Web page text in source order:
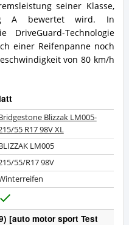
seiner Klasse,
A bewertet wird. In
Technologie
einer Reifenpanne noch
von 80 km/h
Blizzak LM005-
55 R17 98V XL
LM005
55/R17 98V
[auto motor sport Test